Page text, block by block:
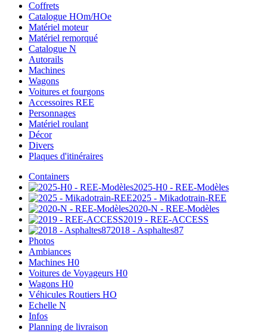
Coffrets
Catalogue HOm/HOe
Matériel moteur
Matériel remorqué
Catalogue N
Autorails
Machines
Wagons
Voitures et fourgons
Accessoires REE
Personnages
Matériel roulant
Décor
Divers
Plaques d'itinéraires
Containers
2025-H0 - REE-Modèles
2025 - Mikadotrain-REE
2020-N - REE-Modèles
2019 - REE-ACCESS
2018 - Asphaltes87
Photos
Ambiances
Machines H0
Voitures de Voyageurs H0
Wagons H0
Véhicules Routiers HO
Echelle N
Infos
Planning de livraison